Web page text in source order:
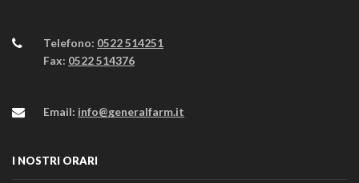
Telefono: 0522 514251
Fax: 0522 514376
Email: info@generalfarm.it
I NOSTRI ORARI